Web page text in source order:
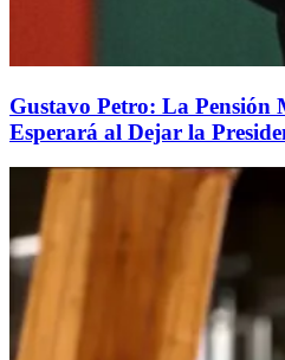
Gustavo Petro: La Pensión
Esperará al Dejar la